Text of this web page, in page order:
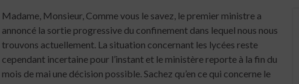
Madame, Monsieur, Comme vous le savez, le premier ministre a
annoncé la sortie progressive du confinement dans lequel nous nous
trouvons actuellement. La situation concernant les lycées reste
cependant incertaine pour l’instant et le ministère reporte à la fin du
mois de mai une décision possible. Sachez qu’en ce qui concerne le